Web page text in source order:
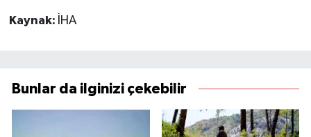
Kaynak: İHA
Bunlar da ilginizi çekebilir